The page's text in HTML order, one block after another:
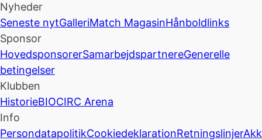
Nyheder
Seneste nytGalleriMatch MagasinHånboldlinks
Sponsor
HovedsponsorerSamarbejdspartnereGenerelle
betingelser
Klubben
HistorieBIOCIRC Arena
Info
PersondatapolitikCookiedeklarationRetningslinjer